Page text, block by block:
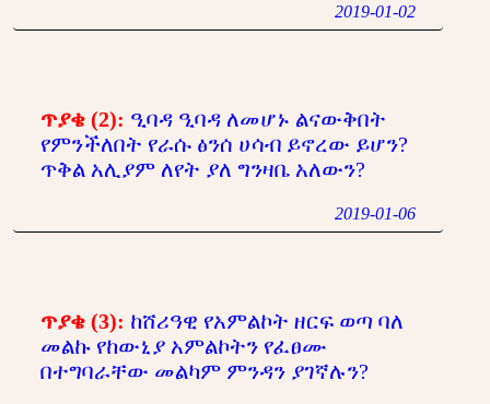
2019-01-02
ጥያቄ (2): ዒባዳ ዒባዳ ለመሆኑ ልናውቅበት
የምንችለበት የራሱ ፅንሰ ሀሳብ ይኖረው ይሆን?
ጥቅል አሊያም ለየት ያለ ግንዛቤ አለውን?
2019-01-06
ጥያቄ (3): ከሸሪዓዊ የአምልኮት ዘርፍ ወጣ ባለ
መልኩ የከውኒያ አምልኮትን የፈፀሙ
በተግባራቸው መልካም ምንዳን ያገኛሉን?